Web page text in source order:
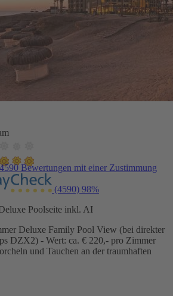
Bewertungen mit einer Zustimmung
(4590) 98%
Poolseite inkl. AI
Deluxe Family Pool View (bei direkter
DZX2) - Wert: ca. € 220,- pro Zimmer
und Tauchen an der traumhaften